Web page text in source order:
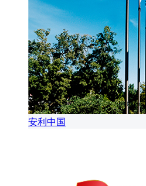
安利中国